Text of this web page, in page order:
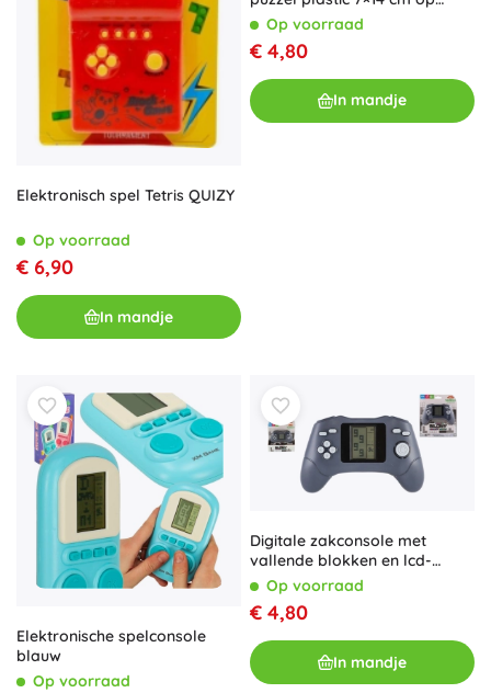
Elektronisch spel Tetris QUIZY
Op voorraad
€ 6,90
In mandje
batterijen met geluid – Groen
Op voorraad
€ 4,80
In mandje
Elektronische spelconsole
blauw
Op voorraad
Digitale zakconsole met
vallende blokken en lcd-
scherm
Op voorraad
€ 4,80
In mandje